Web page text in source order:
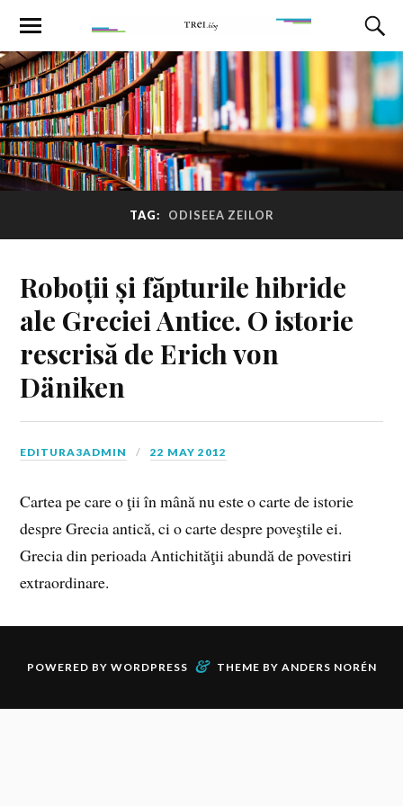
TAG: ODISEEA ZEILOR
Roboții și făpturile hibride
ale Greciei Antice. O istorie
rescrisă de Erich von
Däniken
EDITURA3ADMIN 22 MAY 2012
Cartea pe care o ţii în mână nu este o carte de istorie
despre Grecia antică, ci o carte despre poveştile ei.
Grecia din perioada Antichităţii abundă de povestiri
extraordinare.
POWERED BY WORDPRESS & THEME BY ANDERS NORÉN